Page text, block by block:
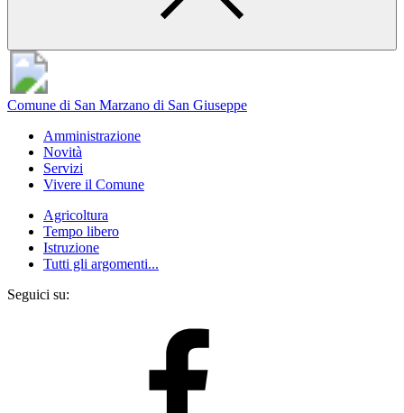
Comune di San Marzano di San Giuseppe
Amministrazione
Novità
Servizi
Vivere il Comune
Agricoltura
Tempo libero
Istruzione
Tutti gli argomenti...
Seguici su: